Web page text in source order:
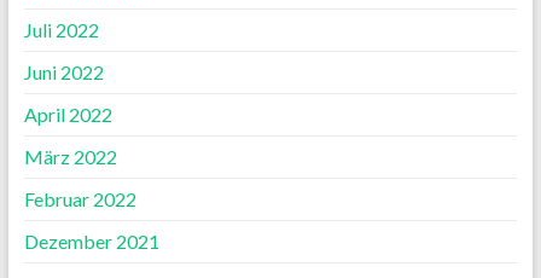
Juli 2022
Juni 2022
April 2022
März 2022
Februar 2022
Dezember 2021